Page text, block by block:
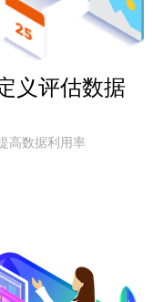
义评估数据
高数据利用率